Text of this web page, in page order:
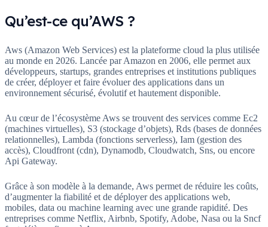
Qu’est-ce qu’AWS ?
Aws (Amazon Web Services) est la plateforme cloud la plus utilisée
au monde en 2026. Lancée par Amazon en 2006, elle permet aux
développeurs, startups, grandes entreprises et institutions publiques
de créer, déployer et faire évoluer des applications dans un
environnement sécurisé, évolutif et hautement disponible.
Au cœur de l’écosystème Aws se trouvent des services comme Ec2
(machines virtuelles), S3 (stockage d’objets), Rds (bases de données
relationnelles), Lambda (fonctions serverless), Iam (gestion des
accès), Cloudfront (cdn), Dynamodb, Cloudwatch, Sns, ou encore
Api Gateway.
Grâce à son modèle à la demande, Aws permet de réduire les coûts,
d’augmenter la fiabilité et de déployer des applications web,
mobiles, data ou machine learning avec une grande rapidité. Des
entreprises comme Netflix, Airbnb, Spotify, Adobe, Nasa ou la Sncf